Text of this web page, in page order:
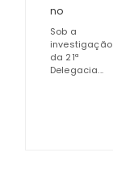
no
Sob a
investigação
da 21ª
Delegacia...